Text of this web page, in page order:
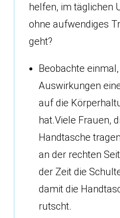
helfen, im täglichen
ohne aufwendiges
geht?
Beobachte
Auswirkungen
auf die
hat.Viele Frauen,
Handtasche
an der rechten
der Zeit die
damit die
rutscht.